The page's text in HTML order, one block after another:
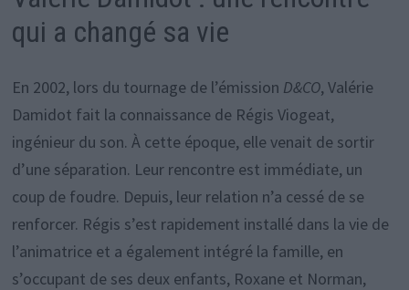
qui a changé sa vie
En 2002, lors du tournage de l’émission D&CO, Valérie
Damidot fait la connaissance de Régis Viogeat,
ingénieur du son. À cette époque, elle venait de sortir
d’une séparation. Leur rencontre est immédiate, un
coup de foudre. Depuis, leur relation n’a cessé de se
renforcer. Régis s’est rapidement installé dans la vie de
l’animatrice et a également intégré la famille, en
s’occupant de ses deux enfants, Roxane et Norman,